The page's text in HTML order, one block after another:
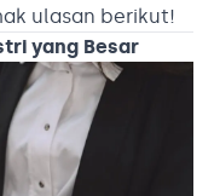
ulasan berikut!
yang Besar